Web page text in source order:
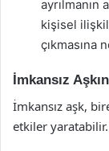
ayrılmanın
kişisel
çıkmasına
İmkansız
İmkansız aşk,
etkiler